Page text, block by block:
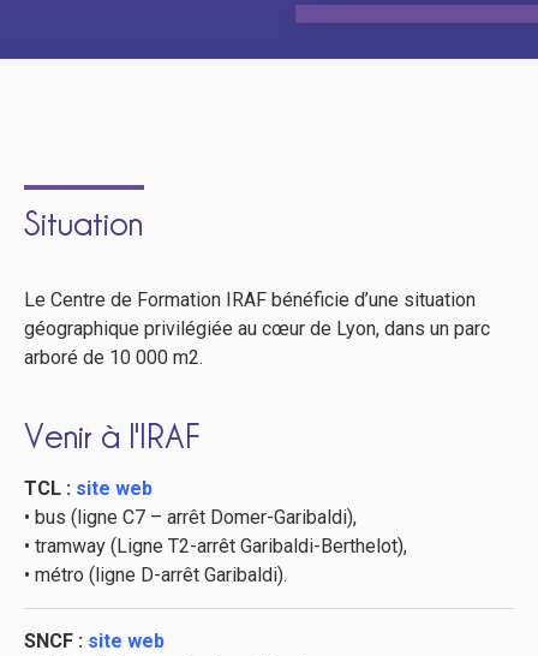
Situation
Le Centre de Formation IRAF bénéficie d’une situation
géographique privilégiée au cœur de Lyon, dans un parc
arboré de 10 000 m2.
Venir à l'IRAF
TCL : site web
• bus (ligne C7 – arrêt Domer-Garibaldi),
• tramway (Ligne T2-arrêt Garibaldi-Berthelot),
• métro (ligne D-arrêt Garibaldi).
SNCF : site web